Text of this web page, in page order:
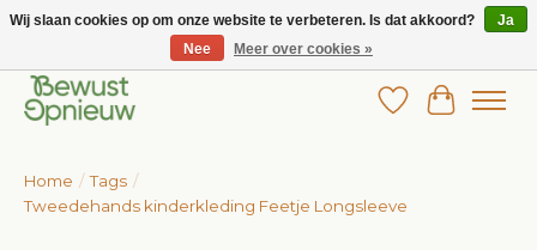
Wij bieden het grootste aanbod in betaalbare kinderkleding!
Verlanglijst
Home / Tags /
Tweedehands kinderkleding Feetje Longsleeve
Wij slaan cookies op om onze website te verbeteren. Is dat akkoord?
Ja
Nee
Meer over cookies »